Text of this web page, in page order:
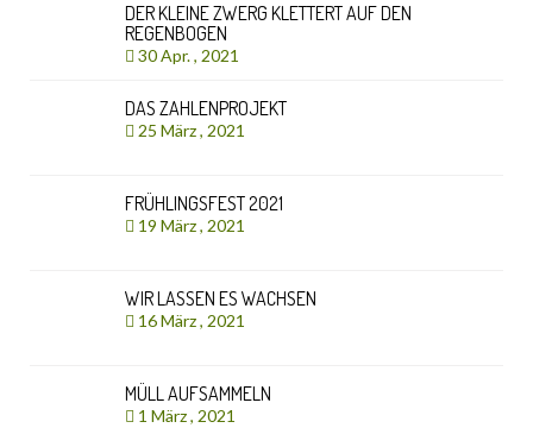
DER KLEINE ZWERG KLETTERT AUF DEN
REGENBOGEN
30 Apr. , 2021
DAS ZAHLENPROJEKT
25 März , 2021
FRÜHLINGSFEST 2021
19 März , 2021
WIR LASSEN ES WACHSEN
16 März , 2021
MÜLL AUFSAMMELN
1 März , 2021